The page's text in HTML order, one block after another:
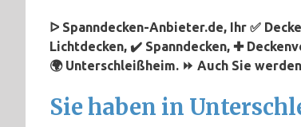
ᐅ Spanndecken-Anbieter.de, Ihr ✅
Lichtdecken, ✔️ Spanndecken, ✚
🌍 Unterschleißheim. ⏩ Auch Sie
Sie haben in